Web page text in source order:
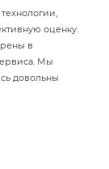
оценку.
в
Мы
довольны